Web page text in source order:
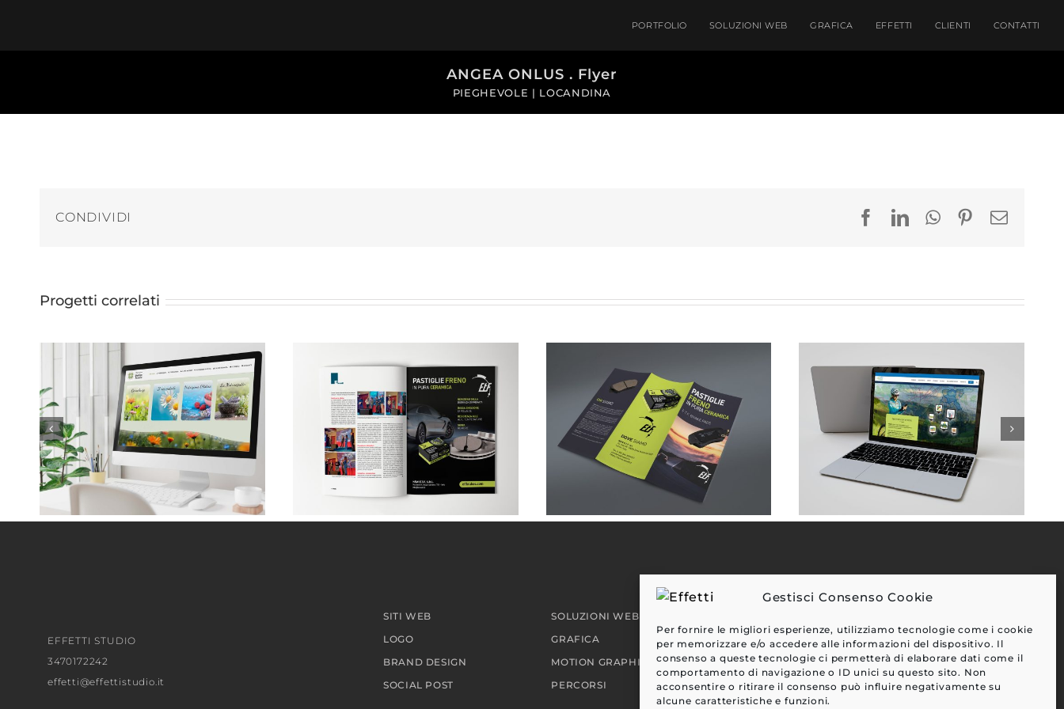
Gestisci Consenso Cookie
Per fornire le migliori esperienze, utilizziamo tecnologie come i cookie
per memorizzare e/o accedere alle informazioni del dispositivo. Il
consenso a queste tecnologie ci permetterà di elaborare dati come il
comportamento di navigazione o ID unici su questo sito. Non
acconsentire o ritirare il consenso può influire negativamente su
alcune caratteristiche e funzioni.
PORTFOLIO SOLUZIONI WEB GRAFICA EFFETTI CLIENTI CONTATTI
ANGEA ONLUS . Flyer
PIEGHEVOLE | LOCANDINA
CONDIVIDI Facebook
LinkedInWhatsApp
Pinterest
Progetti correlati
EFFETTI STUDIO
3470172242
effetti@effettistudio.it
SITI WEB
LOGO
BRAND DESIGN
SOCIAL POST
SOLUZIONI WEB
GRAFICA
MOTION GRAPHIC
PERCORSI
CLIENTI
BLOG
CONTATTI